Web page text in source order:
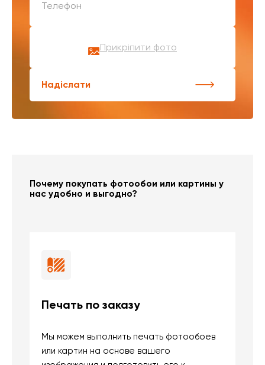
Прикріпити фото
Надіслати
Почему покупать фотообои или картины у
нас удобно и выгодно?
Печать по заказу
Мы можем выполнить печать фотообоев
или картин на основе вашего